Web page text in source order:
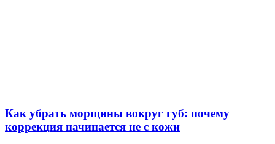
Как убрать морщины вокруг губ: почему
коррекция начинается не с кожи